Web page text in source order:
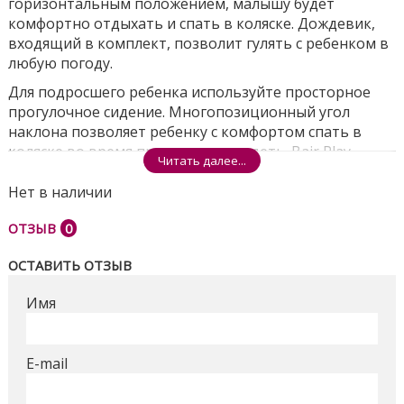
комфортно отдыхать и спать в коляске. Дождевик,
входящий в комплект, позволит гулять с ребенком в
любую погоду.
Для подросшего ребенка используйте просторное
прогулочное сидение. Многопозиционный угол
наклона позволяет ребенку с комфортом спать в
коляске во время прогулки или сидеть. Bair Play
складывается одним движением руки и
самостоятельно стоит в сложенном виде,
раскрытия.
ГЛАВНЫЕ ОСОБЕННОСТИ BAIR PLAY:
Компактная конструкция шасси шириной 58 см.
Амортизация рамы и каждого колеса
Читать далее...
Нет в наличии
ОТЗЫВ 0
ОСТАВИТЬ ОТЗЫВ
Имя
E-mail